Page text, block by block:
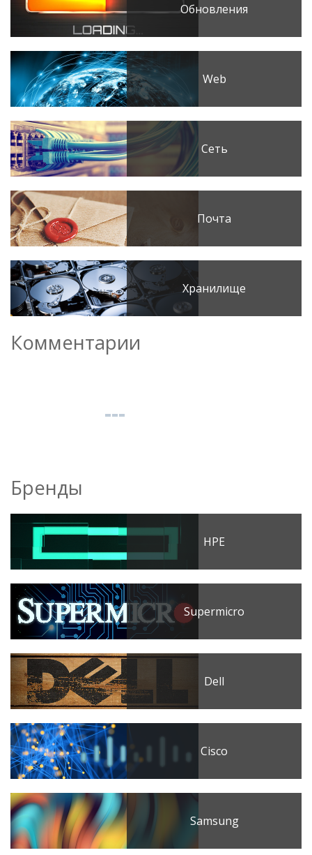
Обновления
Web
Сеть
Почта
Хранилище
Комментарии
Бренды
HPE
Supermicro
Dell
Cisco
Samsung